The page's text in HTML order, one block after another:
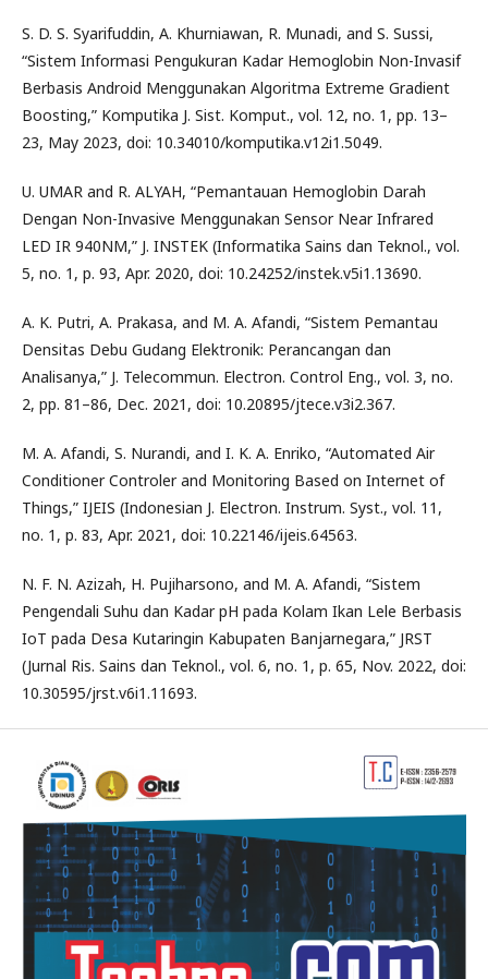
S. D. S. Syarifuddin, A. Khurniawan, R. Munadi, and S. Sussi,
“Sistem Informasi Pengukuran Kadar Hemoglobin Non-Invasif
Berbasis Android Menggunakan Algoritma Extreme Gradient
Boosting,” Komputika J. Sist. Komput., vol. 12, no. 1, pp. 13–
23, May 2023, doi: 10.34010/komputika.v12i1.5049.
U. UMAR and R. ALYAH, “Pemantauan Hemoglobin Darah
Dengan Non-Invasive Menggunakan Sensor Near Infrared
LED IR 940NM,” J. INSTEK (Informatika Sains dan Teknol., vol.
5, no. 1, p. 93, Apr. 2020, doi: 10.24252/instek.v5i1.13690.
A. K. Putri, A. Prakasa, and M. A. Afandi, “Sistem Pemantau
Densitas Debu Gudang Elektronik: Perancangan dan
Analisanya,” J. Telecommun. Electron. Control Eng., vol. 3, no.
2, pp. 81–86, Dec. 2021, doi: 10.20895/jtece.v3i2.367.
M. A. Afandi, S. Nurandi, and I. K. A. Enriko, “Automated Air
Conditioner Controler and Monitoring Based on Internet of
Things,” IJEIS (Indonesian J. Electron. Instrum. Syst., vol. 11,
no. 1, p. 83, Apr. 2021, doi: 10.22146/ijeis.64563.
N. F. N. Azizah, H. Pujiharsono, and M. A. Afandi, “Sistem
Pengendali Suhu dan Kadar pH pada Kolam Ikan Lele Berbasis
IoT pada Desa Kutaringin Kabupaten Banjarnegara,” JRST
(Jurnal Ris. Sains dan Teknol., vol. 6, no. 1, p. 65, Nov. 2022, doi:
10.30595/jrst.v6i1.11693.